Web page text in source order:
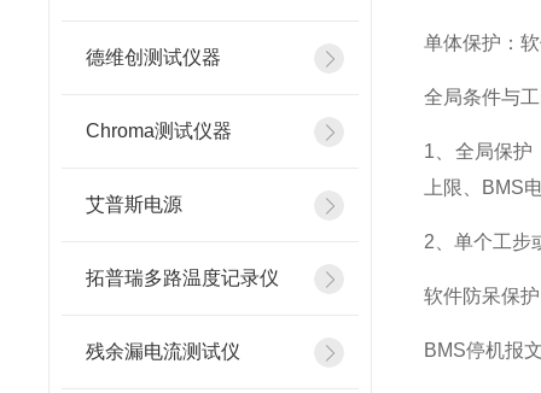
德维创测试仪器
Chroma测试仪器
艾普斯电源
拓普瑞多路温度记录仪
残余漏电流测试仪
单体保护：
全局条件与
1、全局保护
上限、BMS
2、单个工步
软件防呆保
BMS停机报